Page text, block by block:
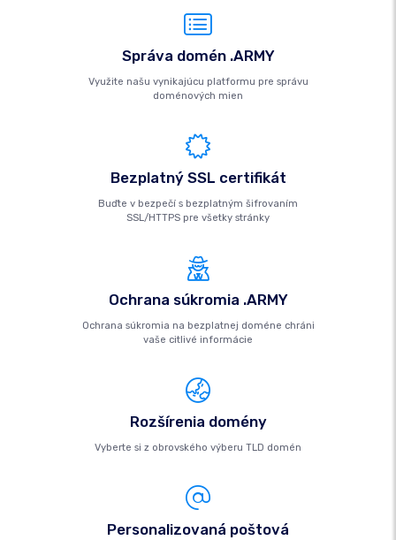
Správa domén .ARMY
Využite našu vynikajúcu platformu pre správu
doménových mien
Bezplatný SSL certifikát
Buďte v bezpečí s bezplatným šifrovaním
SSL/HTTPS pre všetky stránky
Ochrana súkromia .ARMY
Ochrana súkromia na bezplatnej doméne chráni
vaše citlivé informácie
Rozšírenia domény
Vyberte si z obrovského výberu TLD domén
Personalizovaná poštová